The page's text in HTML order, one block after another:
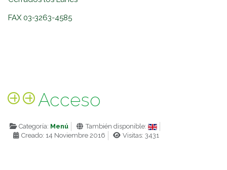
FAX 03-3263-4585
Acceso
Categoría: Menú
También disponible:
Creado: 14 Noviembre 2016
Visitas: 3431